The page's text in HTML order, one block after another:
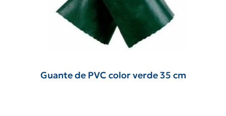
Guante de PVC color verde 35 cm